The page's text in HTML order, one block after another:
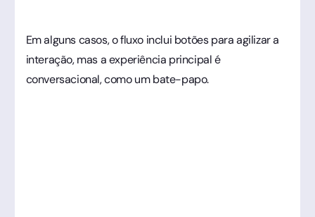
Em alguns casos, o fluxo inclui botões para agilizar a
interação, mas a experiência principal é
conversacional, como um bate-papo.